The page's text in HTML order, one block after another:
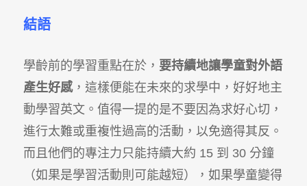
結語
學齡前的學習重點在於， 要持續地讓學童對外語
產生好感，這樣便能在未來的求學中，好好地主
動學習英文。值得一提的是不要因為求好心切，
進行太難或重複性過高的活動，以免適得其反。
而且他們的專注力只能持續大約 15 到 30 分鐘
（如果是學習活動則可能越短），如果學童變得